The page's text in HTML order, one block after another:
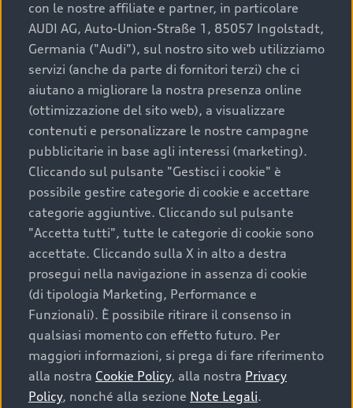
La qualità di acquistare
un’auto usata Audi
Scegliere un’auto usata è una decisione che coniuga
convenienza, affidabilità e sostenibilità. Per fare un
acquisto sicuro, è essenziale considerare aspetti
determinanti come la garanzia inclusa e l’affidabilità del
marchio. Audi offre l’auto usata perfetta tramite Audi
Prima Scelta :plus
Cosa sapere prima di
acquistare la tua prossima
con le nostre affiliate e partner, in particolare
AUDI AG, Auto-Union-Straße 1, 85057 Ingolstadt,
Germania ("Audi"), sul nostro sito web utilizziamo
servizi (anche da parte di fornitori terzi) che ci
aiutano a migliorare la nostra presenza online
(ottimizzazione del sito web), a visualizzare
contenuti e personalizzare le nostre campagne
pubblicitarie in base agli interessi (marketing).
Cliccando sul pulsante "Gestisci i cookie" è
possibile gestire categorie di cookie e accettare
categorie aggiuntive. Cliccando sul pulsante
"Accetta tutti", tutte le categorie di cookie sono
accettate. Cliccando sulla X in alto a destra
prosegui nella navigazione in assenza di cookie
(di tipologia Marketing, Performance e
Funzionali). È possibile ritirare il consenso in
qualsiasi momento con effetto futuro. Per
maggiori informazioni, si prega di fare riferimento
alla nostra Cookie Policy, alla nostra Privacy
Policy, nonché alla sezione Note Legali.